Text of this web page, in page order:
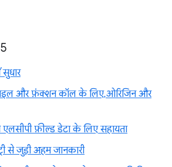
और फ़ंक्शन कॉल के लिए, ओरिजिन और
फ़ील्ड डेटा के लिए सहायता
से जुड़ी अहम जानकारी